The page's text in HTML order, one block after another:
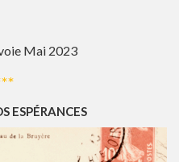
Mai 2023
ESPÉRANCES